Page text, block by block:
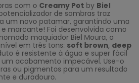
com o Creamy Pot by Biel
de sombras traz
um novo patamar, garantindo uma
marcante! Foi desenvolvida como
maquiador Biel Moura, o
em três tons: soft brown, deep
é resistente à água e super fácil
um acabamento impecável. Use-o
ou pigmentos para um resultado
e duradouro.